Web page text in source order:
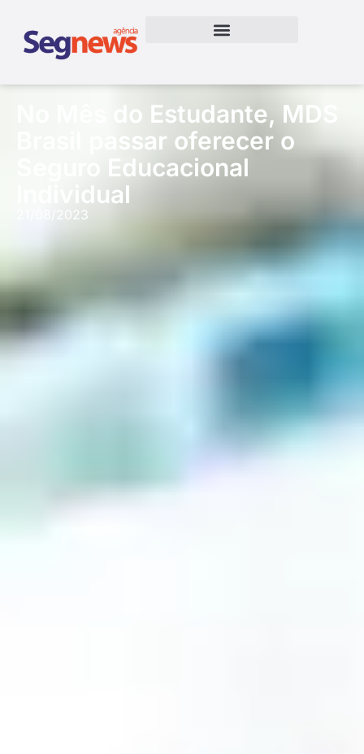
No Mês do Estudante, MDS
Brasil passar oferecer o
Seguro Educacional
Individual
21/08/2023